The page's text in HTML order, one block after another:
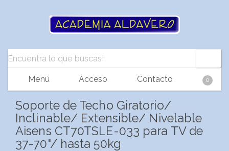
Menú Acceso Contacto 0
Soporte de Techo Giratorio/
Inclinable/ Extensible/ Nivelable
Aisens CT70TSLE-033 para TV de
37-70"/ hasta 50kg